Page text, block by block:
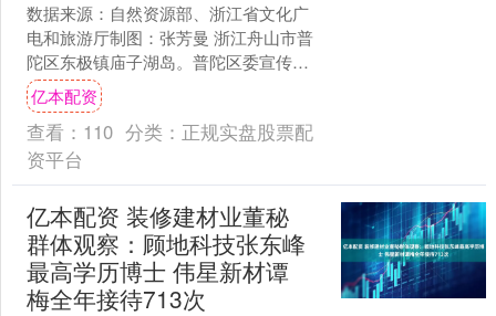
数据来源：自然资源部、浙江省文化广
电和旅游厅制图：张芳曼 浙江舟山市普
陀区东极镇庙子湖岛。普陀区委宣传部
供图 浙江舟山市朱家尖南沙景区，游客
在沙滩上游玩。姚凯乐....
亿本配资
查看： 110 分类： 正规实盘股票配
资平台
亿本配资 装修建材业董秘
群体观察：顾地科技张东峰
最高学历博士 伟星新材谭
梅全年接待713次